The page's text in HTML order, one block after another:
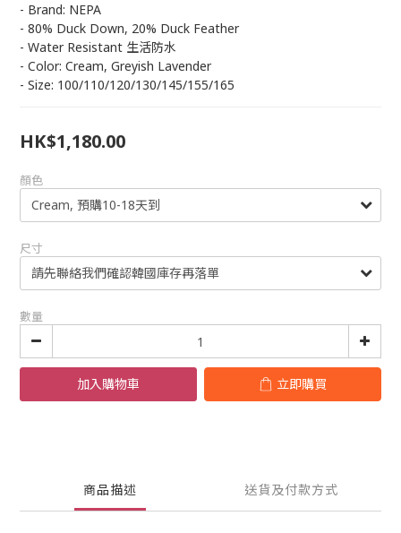
- Brand: NEPA
- 80% Duck Down, 20% Duck Feather
- Water Resistant 生活防水
- Color: Cream, Greyish Lavender
- Size: 100/110/120/130/145/155/165
HK$1,180.00
顏色
尺寸
數量
加入購物車 立即購買
商品描述 送貨及付款方式